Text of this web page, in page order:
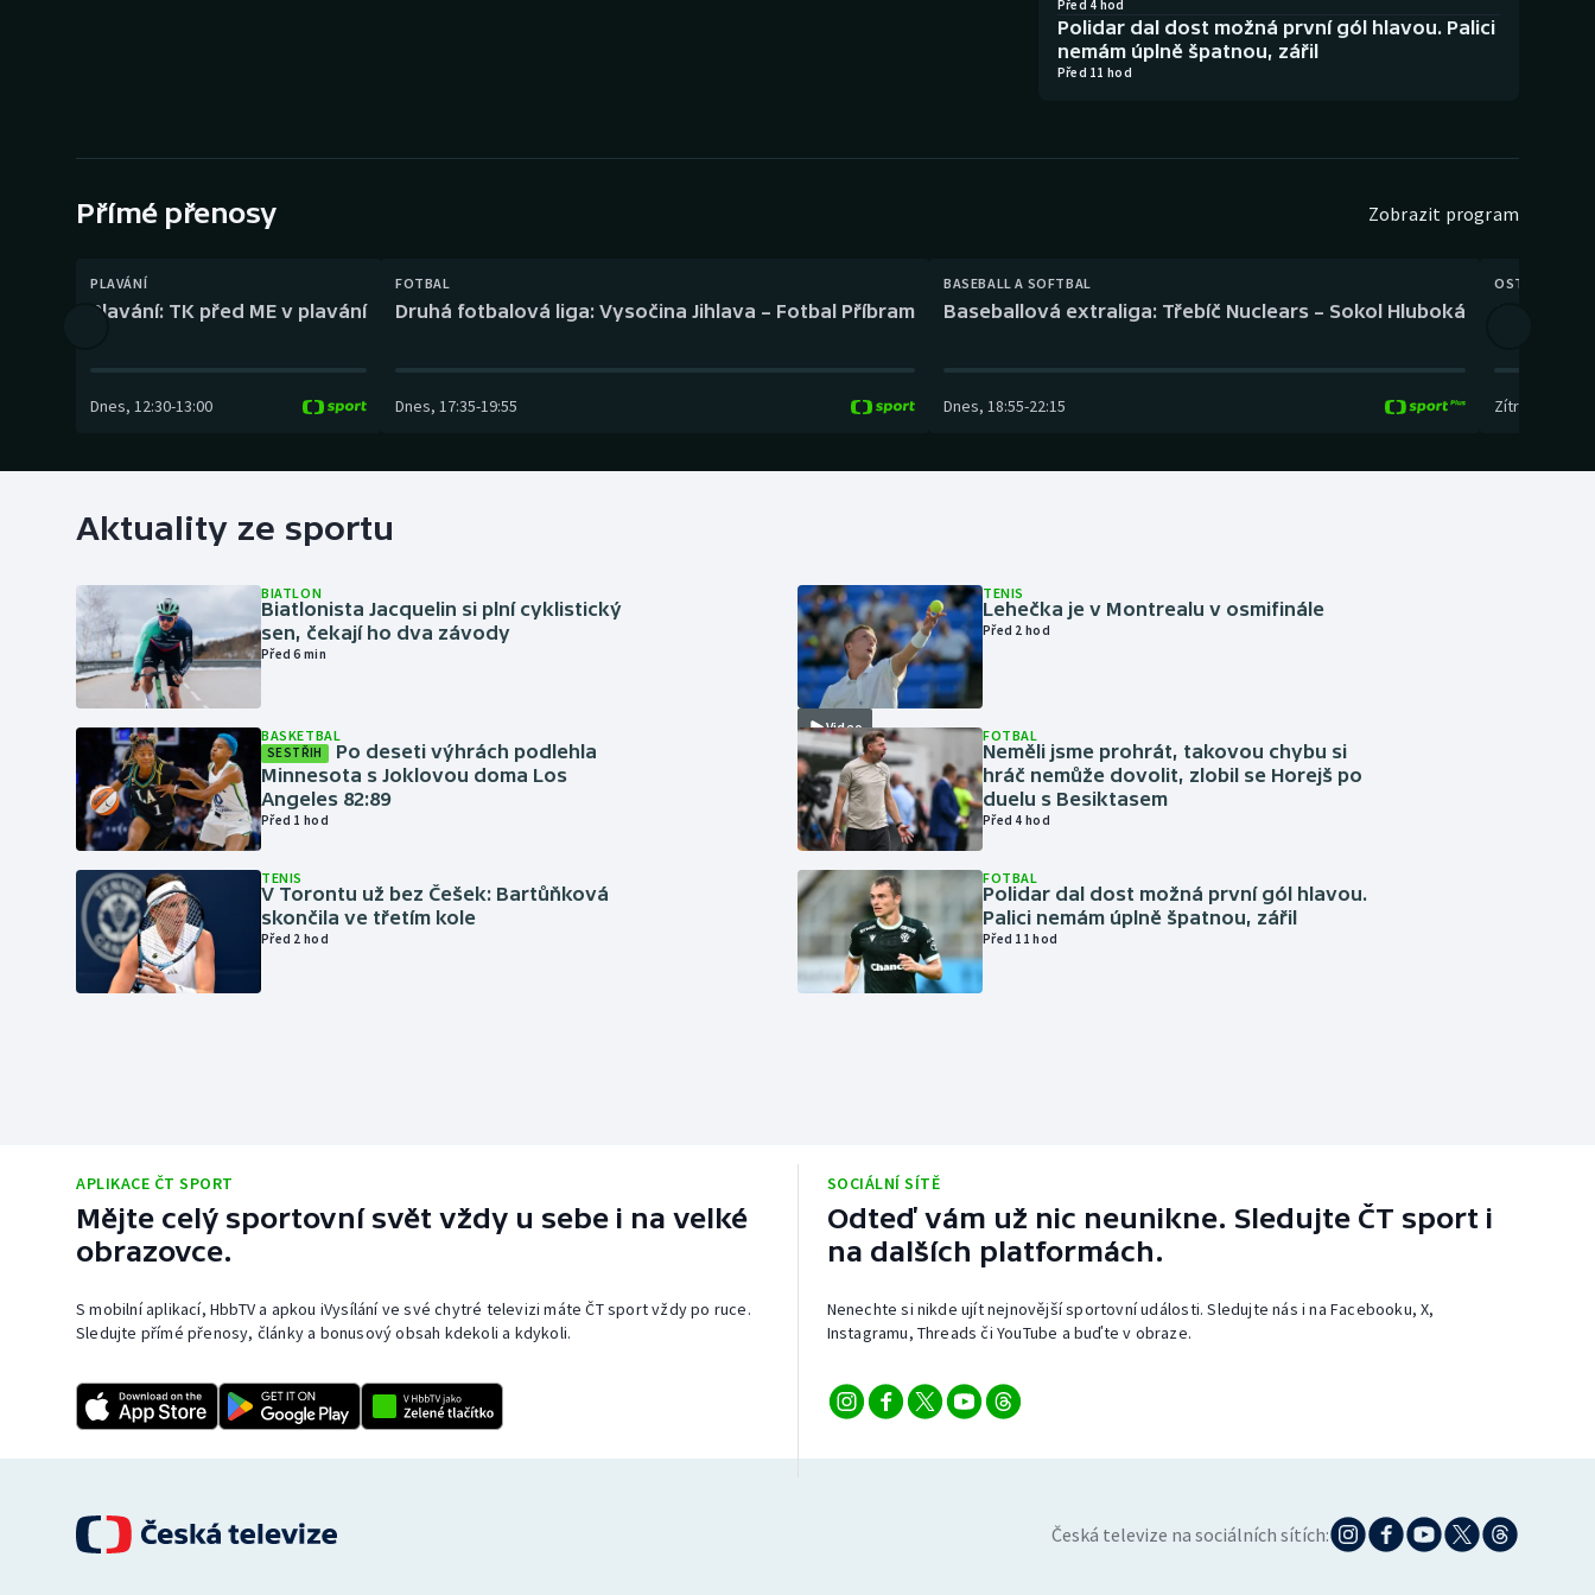
Gymnastika
Před 4 hod
Polidar dal dost možná první gól hlavou. Palici
nemám úplně špatnou, zářil
Před 11 hod
Přímé přenosy Zobrazit program
PLAVÁNÍ
Plavání: TK před ME v plavání
Dnes, 12:30-13:00
FOTBAL
Druhá fotbalová liga: Vysočina Jihlava – Fotbal Příbram
Dnes, 17:35-19:55
BASEBALL A SOFTBAL
Baseballová extraliga: Třebíč Nuclears – Sokol Hluboká
Dnes, 18:55-22:15
OSTATNÍ
Zítra
Aktuality ze sportu
BIATLON
Biatlonista Jacquelin si plní cyklistický
sen, čekají ho dva závody
Před 6 min
BASKETBAL
SESTŘIH
Po deseti výhrách podlehla
Minnesota s Joklovou doma Los
Angeles 82:89
Před 1 hod
TENIS
V Torontu už bez Češek: Bartůňková
skončila ve třetím kole
Před 2 hod
Video
TENIS
Lehečka je v Montrealu v osmifinále
Před 2 hod
FOTBAL
Neměli jsme prohrát, takovou chybu si
hráč nemůže dovolit, zlobil se Horejš po
duelu s Besiktasem
Před 4 hod
FOTBAL
Polidar dal dost možná první gól hlavou.
Palici nemám úplně špatnou, zářil
Před 11 hod
APLIKACE ČT SPORT
Mějte celý sportovní svět vždy u sebe i na velké
obrazovce.
S mobilní aplikací, HbbTV a apkou iVysílání ve své chytré televizi máte ČT sport vždy po ruce.
Sledujte přímé přenosy, články a bonusový obsah kdekoli a kdykoli.
SOCIÁLNÍ SÍTĚ
Odteď vám už nic neunikne. Sledujte ČT sport i
na dalších platformách.
Nenechte si nikde ujít nejnovější sportovní události. Sledujte nás i na Facebooku, X,
Instagramu, Threads či YouTube a buďte v obraze.
Česká televize na sociálních sítích: